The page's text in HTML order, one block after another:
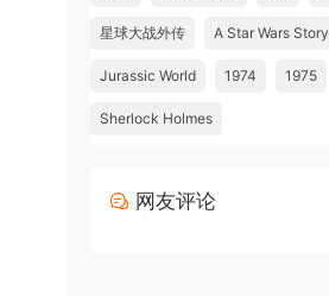
星球大战外传 A Star Wars Story
Jurassic World 1974 1975
Sherlock Holmes
网友评论